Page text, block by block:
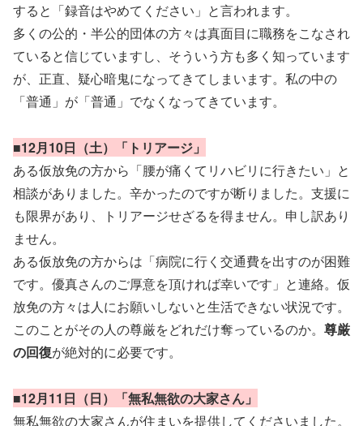
すると「録音はやめてください」と言われます。
多くの公的・半公的団体の方々は真面目に職務をこなされ
ていると信じていますし、そういう方も多く知っています
が、正直、疑心暗鬼になってきてしまいます。私の中の
「普通」が「普通」でなくなってきています。
■12月10日（土）「トリアージ」
ある仮放免の方から「腰が痛くてリハビリに行きたい」と
相談がありました。辛かったのですが断りました。支援に
も限界があり、トリアージせざるを得ません。申し訳あり
ません。
ある仮放免の方からは「病院に行く交通費を出すのが困難
です。優真さんのご厚意を頂ければ幸いです」と連絡。仮
放免の方々は人にお願いしないと生活できない状況です。
このことがその人の尊厳をどれだけ奪っているのか。 尊厳
の回復が絶対的に必要です。
■12月11日（日）「無私無欲の大家さん」
無私無欲の大家さんが住まいを提供してくださいました。